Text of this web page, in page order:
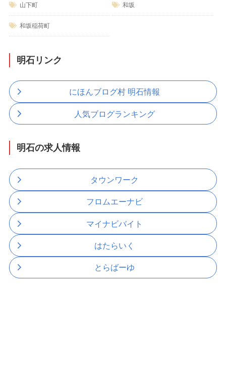
山下町 和坂
和坂稲荷町
明石リンク
にほんブログ村 明石情報
人気ブログランキング
明石の求人情報
タウンワーク
フロムエーナビ
マイナビバイト
はたらいく
とらばーゆ